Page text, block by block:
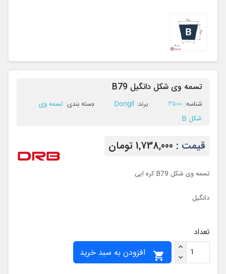
تسمه وی شکل دانگیل B79
ﺷﻨﺎﺳﻪ: 3500 ﺑﺮﻧﺪ: Dongil ﺩﺳﺘﻪ ﺑﻨﺪی: تسمه وی
شکل B
قیمت : 1,738,000 تومان
تسمه وی شکل B79 کره ایی
دانگیل
تعداد
